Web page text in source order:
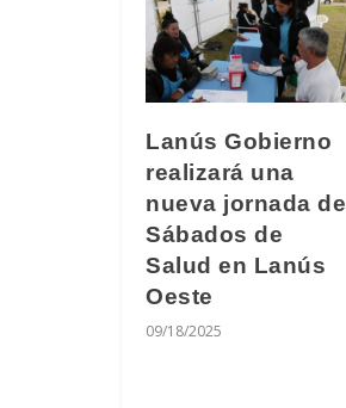
Lanús Gobierno
realizará una
nueva jornada de
Sábados de
Salud en Lanús
Oeste
09/18/2025